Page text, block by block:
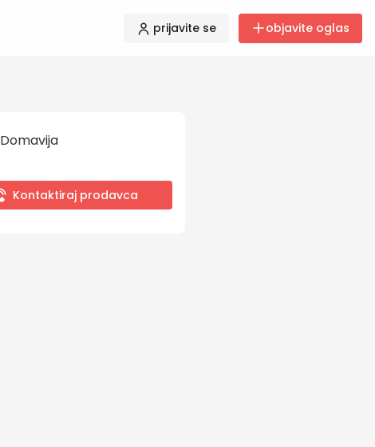
prijavite se objavite oglas
Domavija
Kontaktiraj prodavca